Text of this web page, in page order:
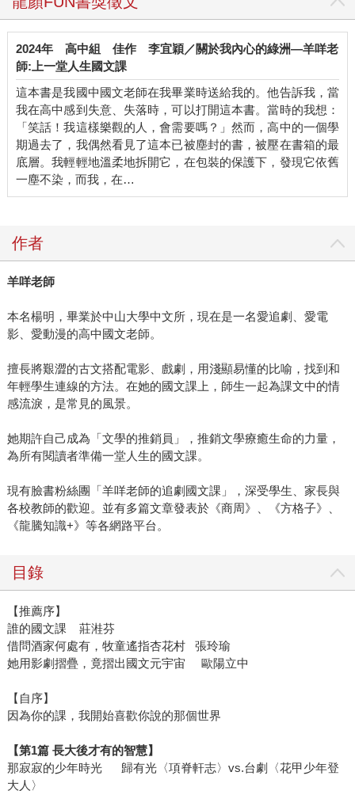
2024年 高中組 佳作 李宜穎／關於我內心的綠洲—羊咩老
師:上一堂人生國文課
這本書是我國中國文老師在我畢業時送給我的。他告訴我，當
我在高中感到失意、失落時，可以打開這本書。當時的我想：
「笑話！我這樣樂觀的人，會需要嗎？」然而，高中的一個學
期過去了，我偶然看見了這本已被塵封的書，被壓在書箱的最
底層。我輕輕地溫柔地拆開它，在包裝的保護下，發現它依舊
一塵不染，而我，在…
作者
羊咩老師
本名楊明，畢業於中山大學中文所，現在是一名愛追劇、愛電
影、愛動漫的高中國文老師。
擅長將艱澀的古文搭配電影、戲劇，用淺顯易懂的比喻，找到和
年輕學生連線的方法。在她的國文課上，師生一起為課文中的情
感流淚，是常見的風景。
她期許自己成為「文學的推銷員」，推銷文學療癒生命的力量，
為所有閱讀者準備一堂人生的國文課。
現有臉書粉絲團「羊咩老師的追劇國文課」，深受學生、家長與
各校教師的歡迎。並有多篇文章發表於《商周》、《方格子》、
《龍騰知識+》等各網路平台。
目錄
【推薦序】
誰的國文課 莊溎芬
借問酒家何處有，牧童遙指杏花村 張玲瑜
她用影劇摺疊，竟摺出國文元宇宙 歐陽立中
【自序】
因為你的課，我開始喜歡你說的那個世界
【第1篇 長大後才有的智慧】
那寂寂的少年時光 歸有光〈項脊軒志〉vs.台劇〈花甲少年登
大人〉